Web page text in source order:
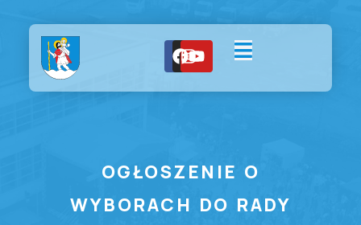
OGŁOSZENIE O
WYBORACH DO RADY